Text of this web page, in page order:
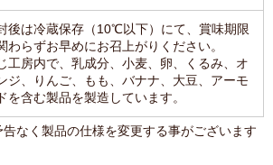
後は冷蔵保存（10℃以下）にて、賞味期限
わらずお早めにお召上がりください。
工房内で、乳成分、小麦、卵、くるみ、オ
ジ、りんご、もも、バナナ、大豆、アーモ
を含む製品を製造しています。
なく製品の仕様を変更する事がございます